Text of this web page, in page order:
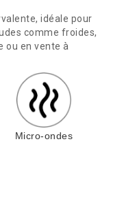
idéale pour
comme froides,
ou en vente à
Micro-ondes